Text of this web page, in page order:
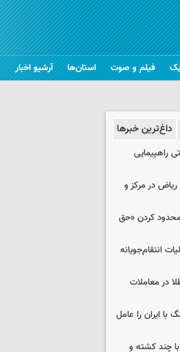
فیلم و صوت استان‌ها آرشیو اخبار
داغ‌ترین خبرها
راهپیمایی
ریاض در مرکز و
محدود کردن «حق
انتقام‌جویانه
در معاملات
با ایران را عامل
با چند کشته و